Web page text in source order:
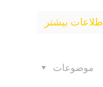
اطلاعات بیشتر
موضوعات